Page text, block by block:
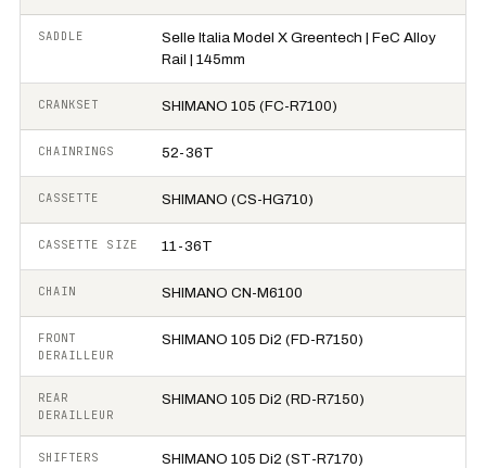
SADDLE
Selle Italia Model X Greentech | FeC Alloy
Rail | 145mm
CRANKSET SHIMANO 105 (FC-R7100)
CHAINRINGS 52-36T
CASSETTE SHIMANO (CS-HG710)
CASSETTE SIZE 11-36T
CHAIN SHIMANO CN-M6100
FRONT
DERAILLEUR
SHIMANO 105 Di2 (FD-R7150)
REAR
DERAILLEUR
SHIMANO 105 Di2 (RD-R7150)
SHIFTERS SHIMANO 105 Di2 (ST-R7170)